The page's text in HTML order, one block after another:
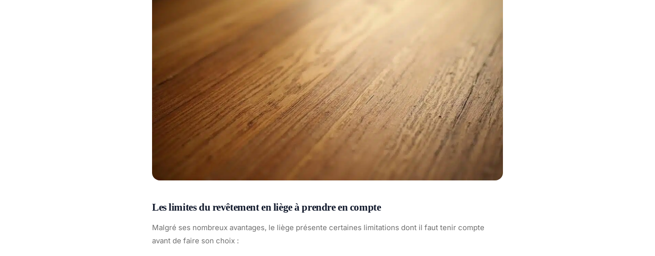
Les limites du revêtement en liège à prendre en compte
Malgré ses nombreux avantages, le liège présente certaines limitations dont il faut tenir compte
avant de faire son choix :